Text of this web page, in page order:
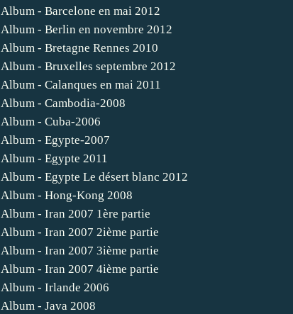
Album - Barcelone en mai 2012
Album - Berlin en novembre 2012
Album - Bretagne Rennes 2010
Album - Bruxelles septembre 2012
Album - Calanques en mai 2011
Album - Cambodia-2008
Album - Cuba-2006
Album - Egypte-2007
Album - Egypte 2011
Album - Egypte Le désert blanc 2012
Album - Hong-Kong 2008
Album - Iran 2007 1ère partie
Album - Iran 2007 2ième partie
Album - Iran 2007 3ième partie
Album - Iran 2007 4ième partie
Album - Irlande 2006
Album - Java 2008